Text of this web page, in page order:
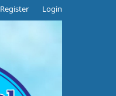
Register Login